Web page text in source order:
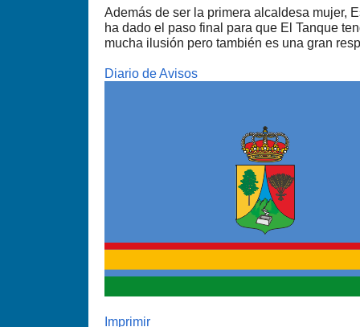
Además de ser la primera alcaldesa mujer,
ha dado el paso final para que El Tanque
mucha ilusión pero también es una gran
Diario de Avisos
Imprimir